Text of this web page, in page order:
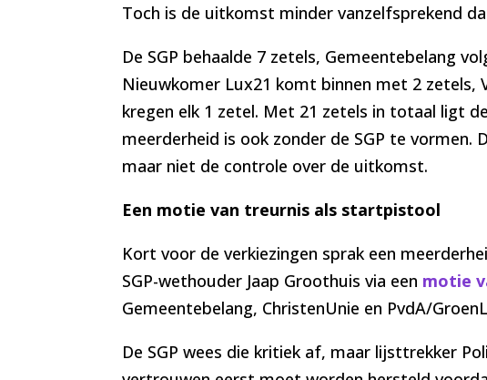
Toch is de uitkomst minder vanzelfsprekend
De SGP behaalde 7 zetels, Gemeentebelang
Nieuwkomer Lux21 komt binnen met 2 zetels,
kregen elk 1 zetel. Met 21 zetels in totaal ligt
meerderheid is ook zonder de SGP te vormen.
maar niet de controle over de uitkomst.
Een motie van treurnis als startpistool
Kort voor de verkiezingen sprak een
SGP-wethouder Jaap Groothuis via een motie
Gemeentebelang, ChristenUnie en PvdA/
De SGP wees die kritiek af, maar lijsttrekker